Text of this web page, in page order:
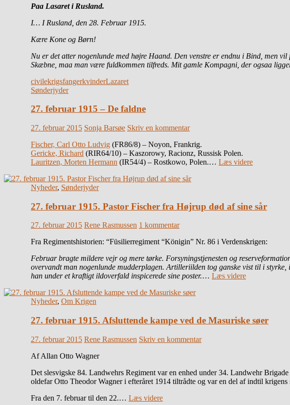
Paa Lasaret i Rusland.
I… I Rusland, den 28. Februar 1915.
Kære Kone og Børn!
Nu er det atter nogenlunde med højre Haand. Den venstre er endnu i Bind, men
Skæbne, maa man være fuldkommen tilfreds. Mit gamle Kompagni, der ogsaa
civilekrigsfangerkvinderLazaret
Sønderjyder
27. februar 1915 – De faldne
27. februar 2015 Sonja Barsøe Skriv en kommentar
Fischer, Carl Otto Ludvig (FR86/8) – Noyon, Frankrig.
Gericke, Richard (RIR64/10) – Kaszorowy, Racionz, Russisk Polen.
Lauritzen, Morten Hermann (IR54/4) – Rostkowo, Polen.… Læs videre
Nyheder, Sønderjyder
27. februar 1915. Pastor Fischer fra Højrup død af sine sår
27. februar 2015 Rene Rasmussen 1 kommentar
Fra Regimentshistorien: “Füsilierregiment “Königin” Nr. 86 i Verdenskrigen:
Februar bragte mildere vejr og mere tørke. Forsyningstjenesten og
overvandt man nogenlunde mudderplagen. Artilleriilden tog ganske vist til i
han under et kraftigt ildoverfald inspicerede sine poster.… Læs videre
Nyheder, Om Krigen
27. februar 1915. Afsluttende kampe ved de Masuriske søer
27. februar 2015 Rene Rasmussen Skriv en kommentar
Af Allan Otto Wagner
Det slesvigske 84. Landwehrs Regiment var en enhed under 34. Landwehr
oldefar Otto Theodor Wagner i efteråret 1914 tiltrådte og var en del af indtil krigens
Fra den 7. februar til den 22.… Læs videre